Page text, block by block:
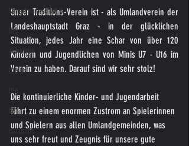
Kampfmannschaft II
U15
Altherren
U15 B
U16
U6
Bambinis
Unser Traditions-Verein ist - als Umlandverein der
Landeshauptstadt Graz - in der glücklichen
Situation, jedes Jahr eine Schar von über 120
Kindern und Jugendlichen von Minis U7 - U16 im
Verein zu haben. Darauf sind wir sehr stolz!
Die kontinuierliche Kinder- und Jugendarbeit
führt zu einem enormen Zustrom an Spielerinnen
und Spielern aus allen Umlandgemeinden, was
uns sehr freut und Zeugnis für unsere gute